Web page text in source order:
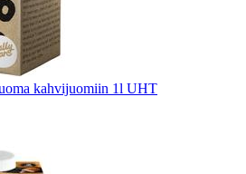
kahvijuomiin 1l UHT